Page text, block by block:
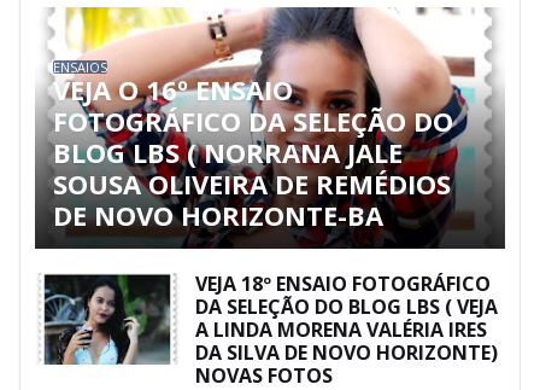
ENSAIOS
VEJA O 16º ENSAIO
FOTOGRÁFICO DA SELEÇÃO DO
BLOG LBS ( NORRANA JALE
SOUSA OLIVEIRA DE REMÉDIOS
DE NOVO HORIZONTE-BA
VEJA 18º ENSAIO FOTOGRÁFICO
DA SELEÇÃO DO BLOG LBS ( VEJA
A LINDA MORENA VALÉRIA IRES
DA SILVA DE NOVO HORIZONTE)
NOVAS FOTOS